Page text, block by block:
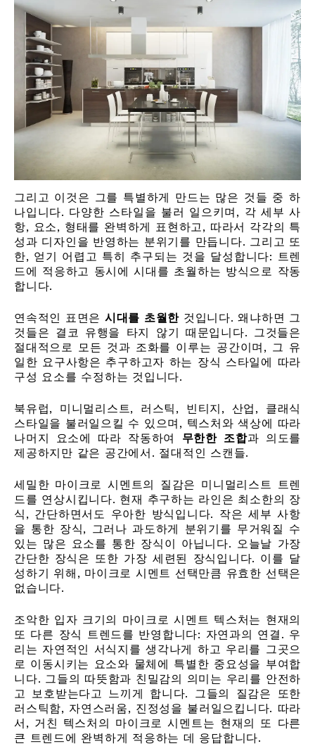
그리고 이것은 그를 특별하게 만드는 많은 것들 중 하
나입니다. 다양한 스타일을 불러 일으키며, 각 세부 사
항, 요소, 형태를 완벽하게 표현하고, 따라서 각각의 특
성과 디자인을 반영하는 분위기를 만듭니다. 그리고 또
한, 얻기 어렵고 특히 추구되는 것을 달성합니다: 트렌
드에 적응하고 동시에 시대를 초월하는 방식으로 작동
합니다.
연속적인 표면은 시대를 초월한 것입니다. 왜냐하면 그
것들은 결코 유행을 타지 않기 때문입니다. 그것들은
절대적으로 모든 것과 조화를 이루는 공간이며, 그 유
일한 요구사항은 추구하고자 하는 장식 스타일에 따라
구성 요소를 수정하는 것입니다.
북유럽, 미니멀리스트, 러스틱, 빈티지, 산업, 클래식
스타일을 불러일으킬 수 있으며, 텍스처와 색상에 따라
나머지 요소에 따라 작동하여 무한한 조합과 의도를
제공하지만 같은 공간에서. 절대적인 스캔들.
세밀한 마이크로 시멘트의 질감은 미니멀리스트 트렌
드를 연상시킵니다. 현재 추구하는 라인은 최소한의 장
식, 간단하면서도 우아한 방식입니다. 작은 세부 사항
을 통한 장식, 그러나 과도하게 분위기를 무거워질 수
있는 많은 요소를 통한 장식이 아닙니다. 오늘날 가장
간단한 장식은 또한 가장 세련된 장식입니다. 이를 달
성하기 위해, 마이크로 시멘트 선택만큼 유효한 선택은
없습니다.
조악한 입자 크기의 마이크로 시멘트 텍스처는 현재의
또 다른 장식 트렌드를 반영합니다: 자연과의 연결. 우
리는 자연적인 서식지를 생각나게 하고 우리를 그곳으
로 이동시키는 요소와 물체에 특별한 중요성을 부여합
니다. 그들의 따뜻함과 친밀감의 의미는 우리를 안전하
고 보호받는다고 느끼게 합니다. 그들의 질감은 또한
러스틱함, 자연스러움, 진정성을 불러일으킵니다. 따라
서, 거친 텍스처의 마이크로 시멘트는 현재의 또 다른
큰 트렌드에 완벽하게 적응하는 데 응답합니다.